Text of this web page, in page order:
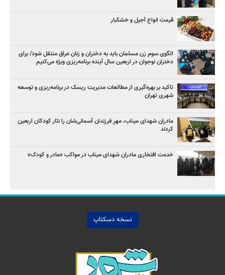
قیمت انواع آجیل و خشکبار
الگوی سوم زن مسلمان باید به دختران و زنان عراق منتقل شود/ برای
دختران نوجوان در اربعین سال آینده برنامه‌ریزی ویژه می‌کنیم
تاکید بر بهره‌گیری از مطالعات مدیریت ریسک در برنامه‌ریزی و توسعه
شهری تهران
مادران شهدای میناب، مهرِ فرزندان آسمانی‌شان را نثار کودکان اربعین
کردند
خدمت افتخاری مادران شهدای میناب در مواکب «مادر و کودک»
نسخه دسکتاپ